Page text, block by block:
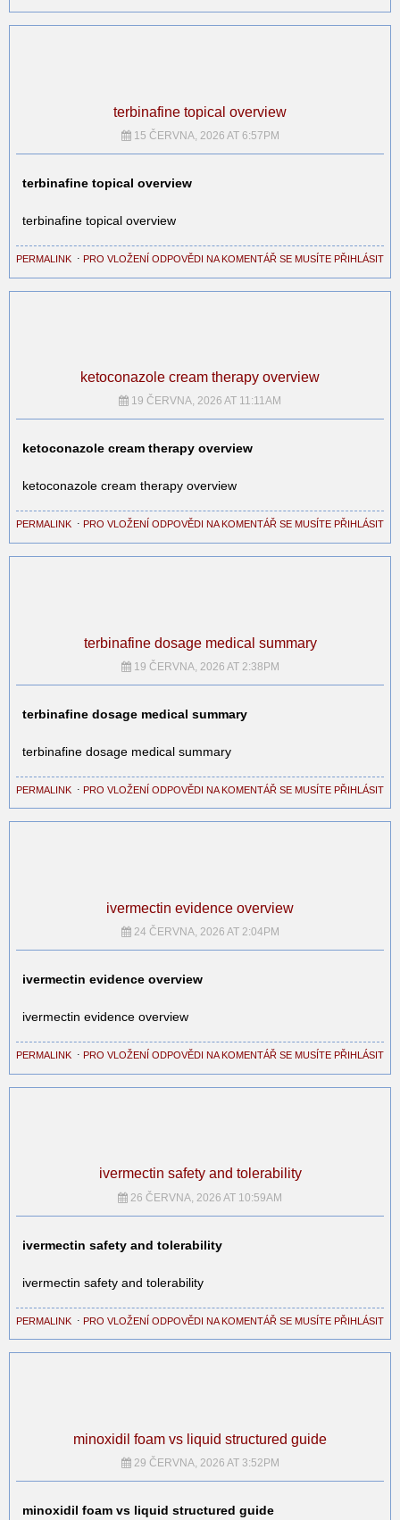
terbinafine topical overview
15 ČERVNA, 2026 AT 6:57PM
terbinafine topical overview
terbinafine topical overview
PERMALINK ⋅ PRO VLOŽENÍ ODPOVĚDI NA KOMENTÁŘ SE MUSÍTE PŘIHLÁSIT
ketoconazole cream therapy overview
19 ČERVNA, 2026 AT 11:11AM
ketoconazole cream therapy overview
ketoconazole cream therapy overview
PERMALINK ⋅ PRO VLOŽENÍ ODPOVĚDI NA KOMENTÁŘ SE MUSÍTE PŘIHLÁSIT
terbinafine dosage medical summary
19 ČERVNA, 2026 AT 2:38PM
terbinafine dosage medical summary
terbinafine dosage medical summary
PERMALINK ⋅ PRO VLOŽENÍ ODPOVĚDI NA KOMENTÁŘ SE MUSÍTE PŘIHLÁSIT
ivermectin evidence overview
24 ČERVNA, 2026 AT 2:04PM
ivermectin evidence overview
ivermectin evidence overview
PERMALINK ⋅ PRO VLOŽENÍ ODPOVĚDI NA KOMENTÁŘ SE MUSÍTE PŘIHLÁSIT
ivermectin safety and tolerability
26 ČERVNA, 2026 AT 10:59AM
ivermectin safety and tolerability
ivermectin safety and tolerability
PERMALINK ⋅ PRO VLOŽENÍ ODPOVĚDI NA KOMENTÁŘ SE MUSÍTE PŘIHLÁSIT
minoxidil foam vs liquid structured guide
29 ČERVNA, 2026 AT 3:52PM
minoxidil foam vs liquid structured guide